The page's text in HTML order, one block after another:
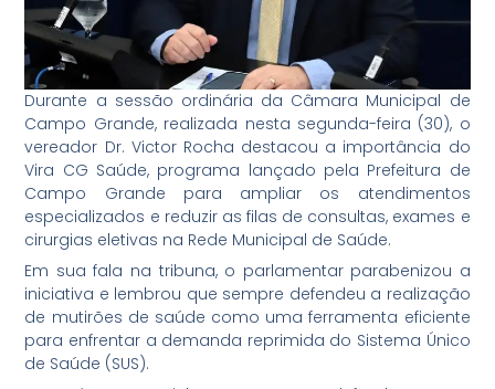
Durante a sessão ordinária da Câmara Municipal de
Campo Grande, realizada nesta segunda-feira (30), o
vereador Dr. Victor Rocha destacou a importância do
Vira CG Saúde, programa lançado pela Prefeitura de
Campo Grande para ampliar os atendimentos
especializados e reduzir as filas de consultas, exames e
cirurgias eletivas na Rede Municipal de Saúde.
Em sua fala na tribuna, o parlamentar parabenizou a
iniciativa e lembrou que sempre defendeu a realização
de mutirões de saúde como uma ferramenta eficiente
para enfrentar a demanda reprimida do Sistema Único
de Saúde (SUS).